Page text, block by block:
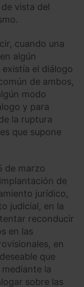
vista del
cuando una
algún
el diálogo
de ambos,
modo
y para
la ruptura
que supone
de marzo
de
jurídico,
judicial, en la
reconducir
en las
en
que
la
sobre las